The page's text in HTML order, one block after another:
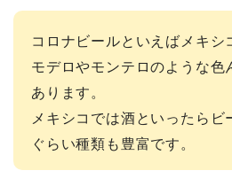
コロナビールといえばメキシ
モデロやモンテロのような色
あります。
メキシコでは酒といったらビ
ぐらい種類も豊富です。